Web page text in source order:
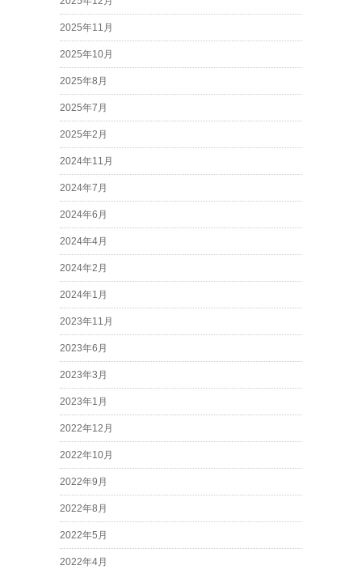
2025年11月
2025年10月
2025年8月
2025年7月
2025年2月
2024年11月
2024年7月
2024年6月
2024年4月
2024年2月
2024年1月
2023年11月
2023年6月
2023年3月
2023年1月
2022年12月
2022年10月
2022年9月
2022年8月
2022年5月
2022年4月